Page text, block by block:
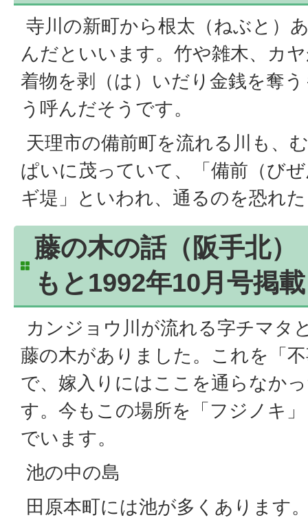
寺川の新町から根太（ねぶと）
んだといいます。竹や雑木、カ
着物を剥（は）いだり金銭を奪
う呼んだそうです。
天理市の備前町を流れる川も、
ぱいに茂っていて、「備前（び
ギ堤」といわれ、通るのを恐れ
藤の木の話（阪手北）
もと1992年10月号掲
カンジョウ川が流れる字チマタ
藤の木がありました。これを「
で、嫁入りにはここを通らなか
す。今もこの場所を「フジノキ
でいます。
池の中の島
田原本町には池が多くあります